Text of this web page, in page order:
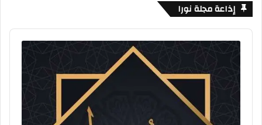
إذاعة مجلة نورا
Audio
Player